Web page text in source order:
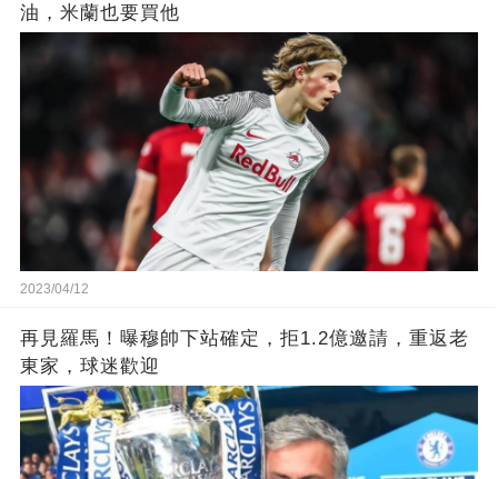
油，米蘭也要買他
2023/04/12
再見羅馬！曝穆帥下站確定，拒1.2億邀請，重返老
東家，球迷歡迎